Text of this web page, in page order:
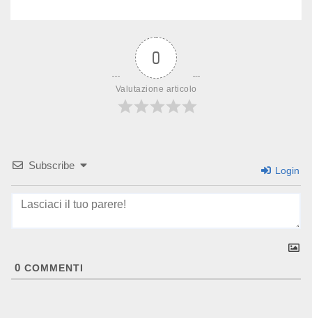
0
Valutazione articolo
Subscribe Login
0 COMMENTI